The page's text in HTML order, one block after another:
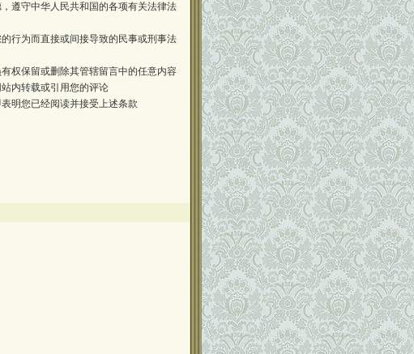
遵守中华人民共和国的各项有关法律法
行为而直接或间接导致的民事或刑事法
权保留或删除其管辖留言中的任意内容
内转载或引用您的评论
明您已经阅读并接受上述条款